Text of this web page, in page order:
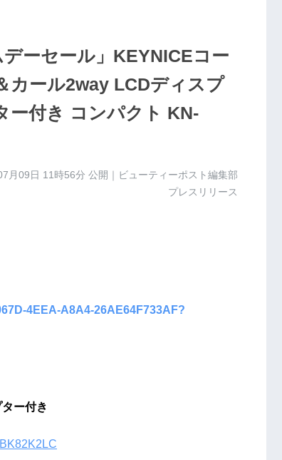
ーセール」KEYNICEコー
カール2way LCDディスプ
ー付き コンパクト KN-
月09日 11時56分 公開｜ビューティーポスト編集部
プレスリリース
4EEA-A8A4-26AE64F733AF?
ー付き